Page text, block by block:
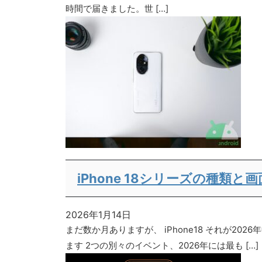
時間で届きました。世 […]
iPhone 18シリーズの種類と
2026年1月14日
まだ数か月ありますが、 iPhone18 それが2026
ます 2つの別々のイベント、2026年には最も […]